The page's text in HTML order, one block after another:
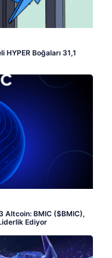
HYPER Boğaları 31,1
Altcoin: BMIC ($BMIC),
Ediyor